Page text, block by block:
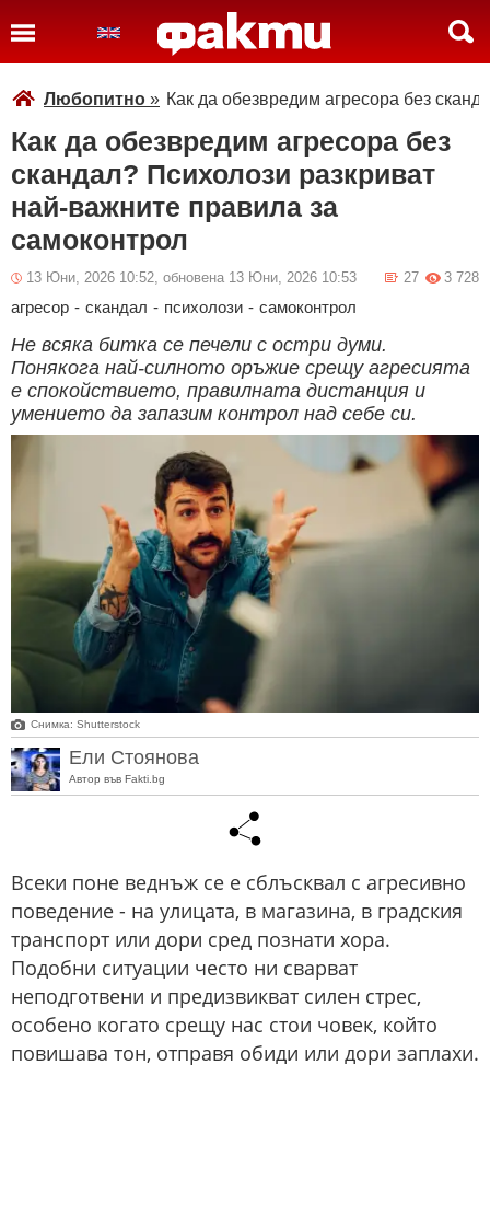
Любопитно » Как да обезвредим агресора без
Как да обезвредим агресора без
скандал? Психолози разкриват
най-важните правила за
самоконтрол
13 Юни, 2026 10:52, обновена 13 Юни, 2026 10:53 3 728
27
агресор - скандал - психолози - самоконтрол
Не всяка битка се печели с остри думи.
Понякога най-силното оръжие срещу агресията
е спокойствието, правилната дистанция и
умението да запазим контрол над себе си.
Снимка: Shutterstock
Ели Стоянова
Автор във Fakti.bg
Всеки поне веднъж се е сблъсквал с агресивно
поведение - на улицата, в магазина, в градския
транспорт или дори сред познати хора.
Подобни ситуации често ни сварват
неподготвени и предизвикват силен стрес,
особено когато срещу нас стои човек, който
повишава тон, отправя обиди или дори заплахи.